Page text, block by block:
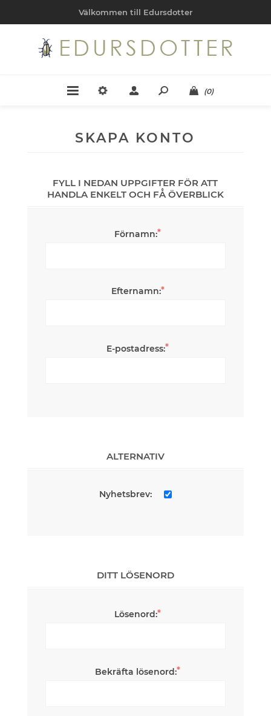
Välkommen till Edursdotter
(0)
SKAPA KONTO
FYLL I NEDAN UPPGIFTER FÖR ATT
HANDLA ENKELT OCH FÅ ÖVERBLICK
Förnamn:*
Efternamn:*
E-postadress:*
ALTERNATIV
Nyhetsbrev:
DITT LÖSENORD
Lösenord:*
Bekräfta lösenord:*